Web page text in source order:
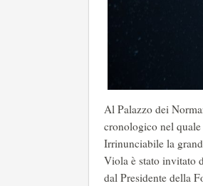
Al Palazzo dei
cronologico nel
Irrinunciabile la
Viola è stato invitato
dal Presidente della